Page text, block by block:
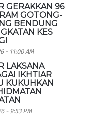
GERAKKAN 96
GOTONG-
BENDUNG
KES
- 11:00 AM
LAKSANA
IKHTIAR
KUKUHKAN
- 9:53 PM